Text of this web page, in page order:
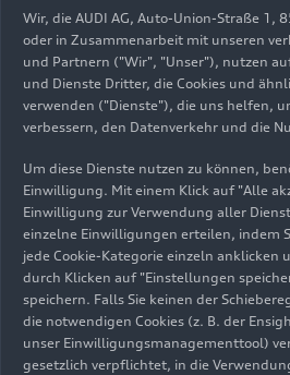
Kultstatus ein. Vor 100
Zwickauer Horchwerke auf
Automobilausstellung mit
ersten deutschen
Achtzylindermotor. Bereits
dessen Todestag sich am 3.
75. Mal jährt, sein erstes
Modell Vis-à-Vis, bei dem sich
Fahrgäste gegenübersitzen.
Unternehmensgründer
„allen Umständen nur starke
bauen“ – und so schickt er
Beweis ihrer
Wir, die AUDI AG, Auto-Union-Straße 1,
oder in Zusammenarbeit mit unseren
und Partnern ("Wir", "Unser"), nutzen
und Dienste Dritter, die Cookies und
verwenden ("Dienste"), die uns helfen,
verbessern, den Datenverkehr und die
Um diese Dienste nutzen zu können,
Einwilligung. Mit einem Klick auf "Alle
Einwilligung zur Verwendung aller
einzelne Einwilligungen erteilen, indem
jede Cookie-Kategorie einzeln anklicken
durch Klicken auf "Einstellungen
speichern. Falls Sie keinen der
die notwendigen Cookies (z. B. der
unser Einwilligungsmanagementtool)
gesetzlich verpflichtet, in die